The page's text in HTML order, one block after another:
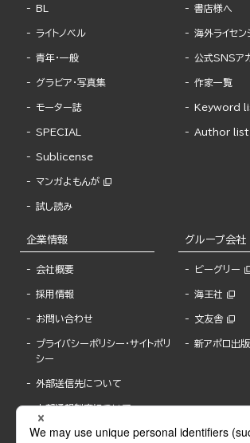
BL
ライトノベル
青年・一般
グラビア・写真集
モーター誌
SPECIAL
Sublicense
マンガよもんが
試し読み
書店様へ
海外ライセン
公式SNSア
作家一覧
Keyword
Author list
企業情報
会社概要
採用情報
お問い合わせ
プライバシーポリシー・サイトポリ
シー
外部送信先について
内部通報制度について
グループ会社
ビーグリー
海王社
文友舎
新アポロ出版